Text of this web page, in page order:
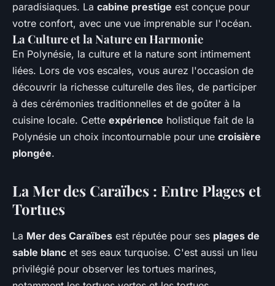
paradisiaques. La cabine prestige est conçue pour
votre confort, avec une vue imprenable sur l'océan.
La Culture et la Nature en Harmonie
En Polynésie, la culture et la nature sont intimement
liées. Lors de vos escales, vous aurez l'occasion de
découvrir la richesse culturelle des îles, de participer
à des cérémonies traditionnelles et de goûter à la
cuisine locale. Cette expérience holistique fait de la
Polynésie un choix incontournable pour une croisière
plongée.
La Mer des Caraïbes : Entre Plages et
Tortues
La Mer des Caraïbes est réputée pour ses plages de
sable blanc et ses eaux turquoise. C'est aussi un lieu
privilégié pour observer les tortues marines,